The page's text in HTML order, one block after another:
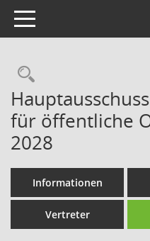
Toggle navigation
für öffentliche
2028
Informationen
Vertreter